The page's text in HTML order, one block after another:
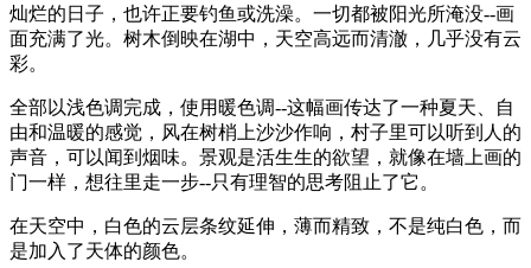
灿烂的日子，也许正要钓鱼或洗澡。一切都被阳光所淹没--画
面充满了光。树木倒映在湖中，天空高远而清澈，几乎没有云
彩。
全部以浅色调完成，使用暖色调--这幅画传达了一种夏天、自
由和温暖的感觉，风在树梢上沙沙作响，村子里可以听到人的
声音，可以闻到烟味。景观是活生生的欲望，就像在墙上画的
门一样，想往里走一步--只有理智的思考阻止了它。
在天空中，白色的云层条纹延伸，薄而精致，不是纯白色，而
是加入了天体的颜色。